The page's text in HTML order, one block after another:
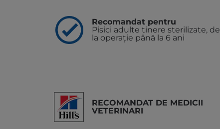
Recomandat pentru
Pisici adulte tinere sterilizate, de
la operație până la 6 ani
RECOMANDAT DE MEDICII
VETERINARI